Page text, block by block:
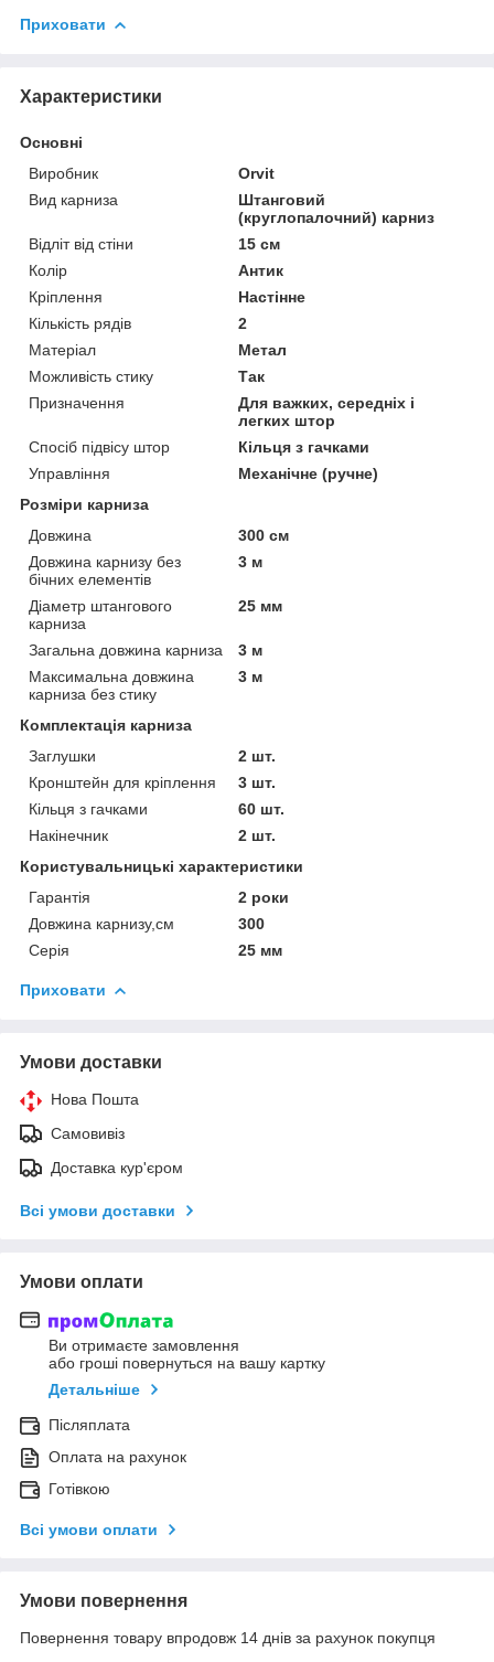
Приховати
Характеристики
Основні
Виробник
Orvit
Вид карниза
Штанговий
(круглопалочний) карниз
Відліт від стіни
15 см
Колір
Антик
Кріплення
Настінне
Кількість рядів
2
Матеріал
Метал
Можливість стику
Так
Призначення
Для важких, середніх і
легких штор
Спосіб підвісу штор
Кільця з гачками
Управління
Механічне (ручне)
Розміри карниза
Довжина
300 см
Довжина карнизу без
бічних елементів
3 м
Діаметр штангового
карниза
25 мм
Загальна довжина карниза
3 м
Максимальна довжина
карниза без стику
3 м
Комплектація карниза
Заглушки
2 шт.
Кронштейн для кріплення
3 шт.
Кільця з гачками
60 шт.
Накінечник
2 шт.
Користувальницькі характеристики
Гарантія
2 роки
Довжина карнизу,см
300
Серія
25 мм
Приховати
Умови доставки
Нова Пошта
Самовивіз
Доставка кур'єром
Всі умови доставки
Умови оплати
Ви отримаєте замовлення
або гроші повернуться на вашу картку
Детальніше
Післяплата
Оплата на рахунок
Готівкою
Всі умови оплати
Умови повернення
Повернення товару впродовж 14 днів за рахунок покупця